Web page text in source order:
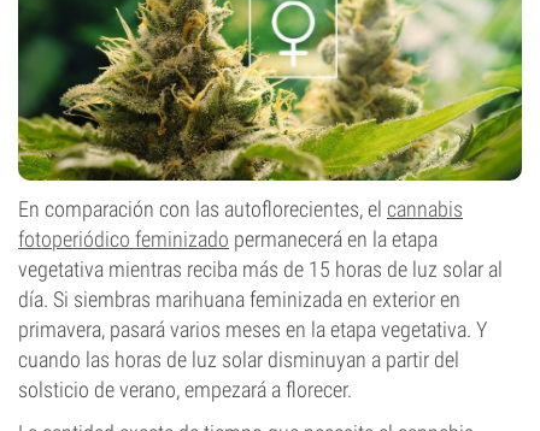
En comparación con las autoflorecientes, el cannabis
fotoperiódico feminizado permanecerá en la etapa
vegetativa mientras reciba más de 15 horas de luz solar al
día. Si siembras marihuana feminizada en exterior en
primavera, pasará varios meses en la etapa vegetativa. Y
cuando las horas de luz solar disminuyan a partir del
solsticio de verano, empezará a florecer.